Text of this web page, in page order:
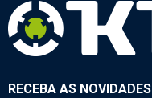
RECEBA AS NOVIDADES